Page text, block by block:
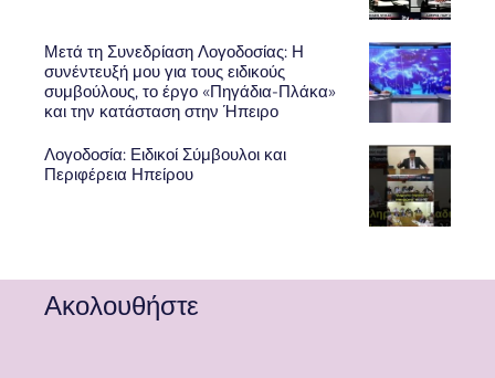
Μετά τη Συνεδρίαση Λογοδοσίας: Η
συνέντευξή μου για τους ειδικούς
συμβούλους, το έργο «Πηγάδια-Πλάκα»
και την κατάσταση στην Ήπειρο
Λογοδοσία: Ειδικοί Σύμβουλοι και
Περιφέρεια Ηπείρου
Ακολουθήστε